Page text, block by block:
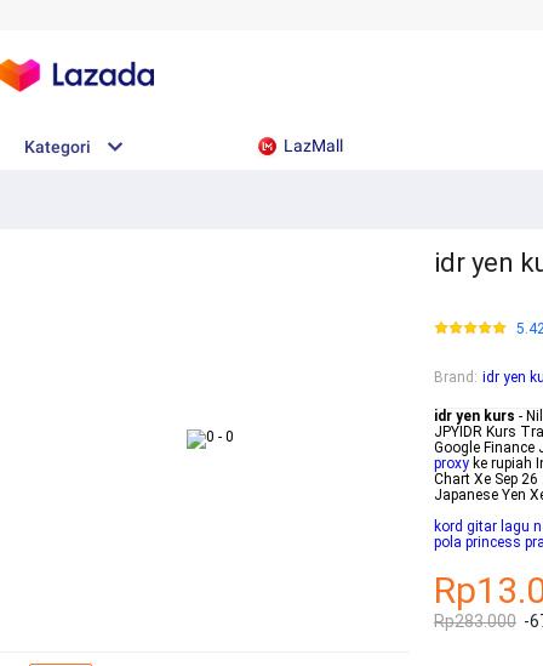
Kategori LazMall
idr yen
Brand : idr yen
idr yen kurs -
JPYIDR Kurs
Google Finance
proxy ke rupiah
Chart Xe Sep
Japanese Yen
kord gitar lagu
pola princess
Rp283.000 -